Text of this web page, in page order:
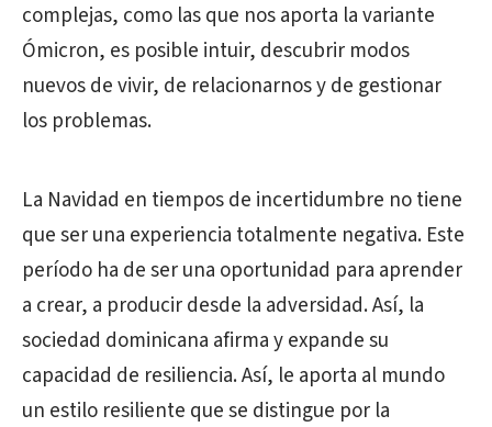
complejas, como las que nos aporta la variante
Ómicron, es posible intuir, descubrir modos
nuevos de vivir, de relacionarnos y de gestionar
los problemas.
La Navidad en tiempos de incertidumbre no tiene
que ser una experiencia totalmente negativa. Este
período ha de ser una oportunidad para aprender
a crear, a producir desde la adversidad. Así, la
sociedad dominicana afirma y expande su
capacidad de resiliencia. Así, le aporta al mundo
un estilo resiliente que se distingue por la